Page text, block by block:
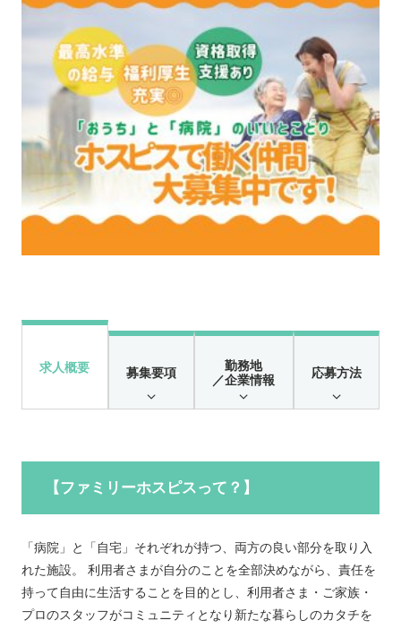
求人概要 募集要項
勤務地
／企業情報
応募方法
【ファミリーホスピスって？】
「病院」と「自宅」それぞれが持つ、両方の良い部分を取り入
れた施設。 利用者さまが自分のことを全部決めながら、責任を
持って自由に生活することを目的とし、利用者さま・ご家族・
プロのスタッフがコミュニティとなり新たな暮らしのカタチを